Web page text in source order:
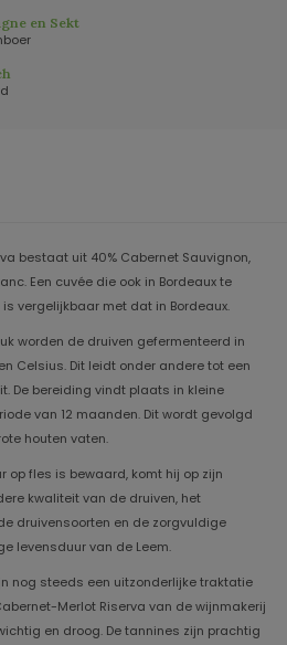
en Sekt
bestaat uit 40% Cabernet Sauvignon,
Een cuvée die ook in Bordeaux te
vergelijkbaar met dat in Bordeaux.
worden de druiven gefermenteerd in
Celsius. Dit leidt onder andere tot een
De bereiding vindt plaats in kleine
van 12 maanden. Dit wordt gevolgd
houten vaten.
op fles is bewaard, komt hij op zijn
kwaliteit van de druiven, het
druivensoorten en de zorgvuldige
levensduur van de Leem.
nog steeds een uitzonderlijke traktatie
Merlot Riserva van de wijnmakerij
en droog. De tannines zijn prachtig